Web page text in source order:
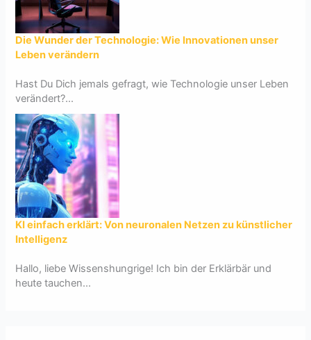
Die Wunder der Technologie: Wie Innovationen unser
Leben verändern
Hast Du Dich jemals gefragt, wie Technologie unser Leben
verändert?...
KI einfach erklärt: Von neuronalen Netzen zu künstlicher
Intelligenz
Hallo, liebe Wissenshungrige! Ich bin der Erklärbär und
heute tauchen...